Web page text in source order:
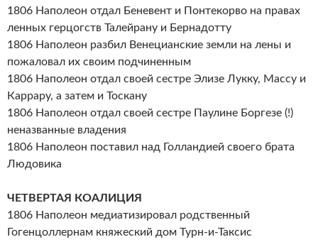
1806 Наполеон отдал Беневент и Понтекорво на правах
ленных герцогств Талейрану и Бернадотту
1806 Наполеон разбил Венецианские земли на лены и
пожаловал их своим подчиненным
1806 Наполеон отдал своей сестре Элизе Лукку, Массу и
Каррару, а затем и Тоскану
1806 Наполеон отдал своей сестре Паулине Боргезе (!)
неназванные владения
1806 Наполеон поставил над Голландией своего брата
Людовика
ЧЕТВЕРТАЯ КОАЛИЦИЯ
1806 Наполеон медиатизировал родственный
Гогенцоллернам княжеский дом Турн-и-Таксис